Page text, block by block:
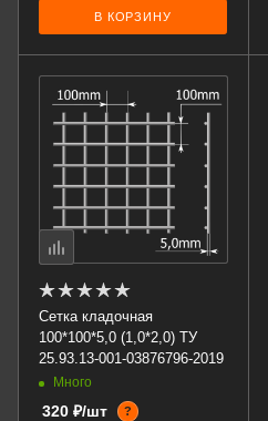
В КОРЗИНУ
Сетка кладочная
100*100*5,0 (1,0*2,0) ТУ
25.93.13-001-03876796-2019
Много
320 ₽/шт ?